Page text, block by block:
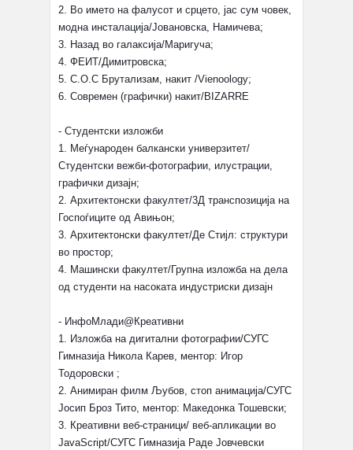
2. Во името на фалусот и срцето, јас сум човек,
модна инсталација/Јовановска, Намичева;
3. Назад во галаксија/Маригуча;
4. ФЕИТ/Димитровска;
5. С.О.С Брутализам, накит /Vienoology;
6. Современ (графички) накит/BIZARRE
- Студентски изложби
1. Меѓународен балкански универзитет/
Студентски вежби-фотографии, илустрации,
графички дизајн;
2. Архитектонски факултет/3Д транспозиција на
Госпоѓиците од Авињон;
3. Архитектонски факултет/Де Стијл: структури
во простор;
4. Машински факултет/Групна изложба на дела
од студенти на насоката индустриски дизајн
- ИнфоМлади@Креативни
1. Изложба на дигитални фотографии/СУГС
Гимназија Никола Карев, ментор: Игор
Тодоровски ;
2. Анимиран филм Љубов, стоп анимација/СУГС
Јосип Броз Тито, ментор: Македонка Тошевски;
3. Креативни веб-страници/ веб-апликации во
JavaScript/СУГС Гимназија Раде Јовчевски